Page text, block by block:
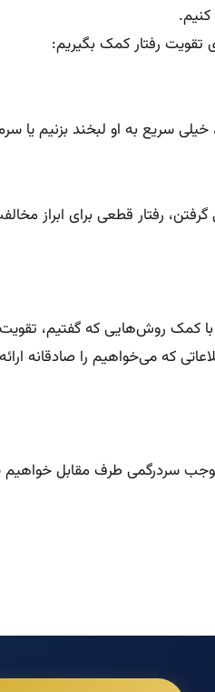
تقویت رفتار کمک بگیریم:
سریع به او لبخند بزنیم یا
رفتار قطعی برای ابراز
با کمک روش‌هایی که گفتیم،
می‌خواهیم را صادقانه ارائه
سردرگمی طرف مقابل خواهیم